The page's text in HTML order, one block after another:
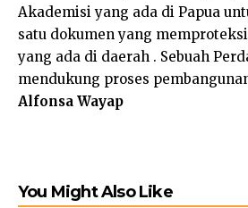
Akademisi yang ada di Papua
satu dokumen yang
yang ada di daerah . Sebuah
mendukung proses
Alfonsa Wayap
You Might Also Like